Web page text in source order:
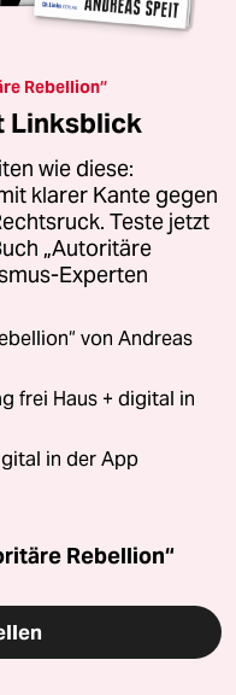
Rebellion“
Linksblick
wie diese:
klarer Kante gegen
Teste jetzt
„Autoritäre
Experten
von Andreas
frei Haus + digital in
in der App
Rebellion“